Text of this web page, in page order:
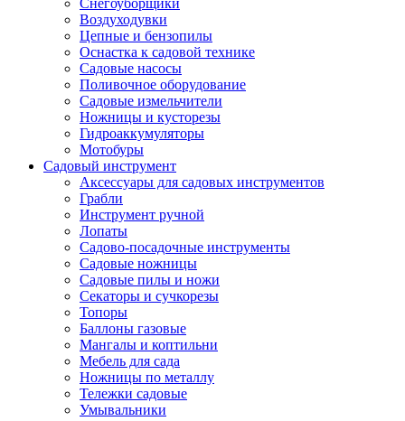
Аксессуары для велосипедов
аксессуары для радиоуправляемых моделей
Расходные материалы
Бумага разная
Бумага для офисной техники
Бумага для профессиональной печати
Фотобумага
Наклейки
Термобумага
Бумага для факса
Пленка для печати
Пленка для ламинирования
Материалы для заправки
Чернила и заправки
Фотобарабаны
Оригинальные расходные материалы
Для лазерных устройств печати
Матричные картриджи
Опции
Струйные картриджи
Термопленки
Картриджи лазерные, тонер-картриджи
Лазерные оригинальные
Воздуходувки
Цепные и бензопилы
Оснастка к садовой технике
Садовые насосы
Поливочное оборудование
Садовые измельчители
Ножницы и кусторезы
Гидроаккумуляторы
Мотобуры
Садовый инструмент
Аксессуары для садовых инструментов
Грабли
Инструмент ручной
Лопаты
Садово-посадочные инструменты
Садовые ножницы
Садовые пилы и ножи
Секаторы и сучкорезы
Топоры
Баллоны газовые
Мангалы и коптильни
Мебель для сада
Ножницы по металлу
Тележки садовые
Умывальники